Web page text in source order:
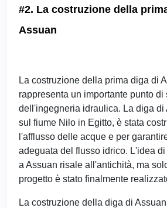
#2. La costruzione della
Assuan
La costruzione della prima diga di
rappresenta un importante punto di
dell'ingegneria idraulica. La diga di
sul fiume Nilo in Egitto, è stata
l'afflusso delle acque e per
adeguata del flusso idrico. L'idea
a Assuan risale all'antichità, ma
progetto è stato finalmente
La costruzione della diga di